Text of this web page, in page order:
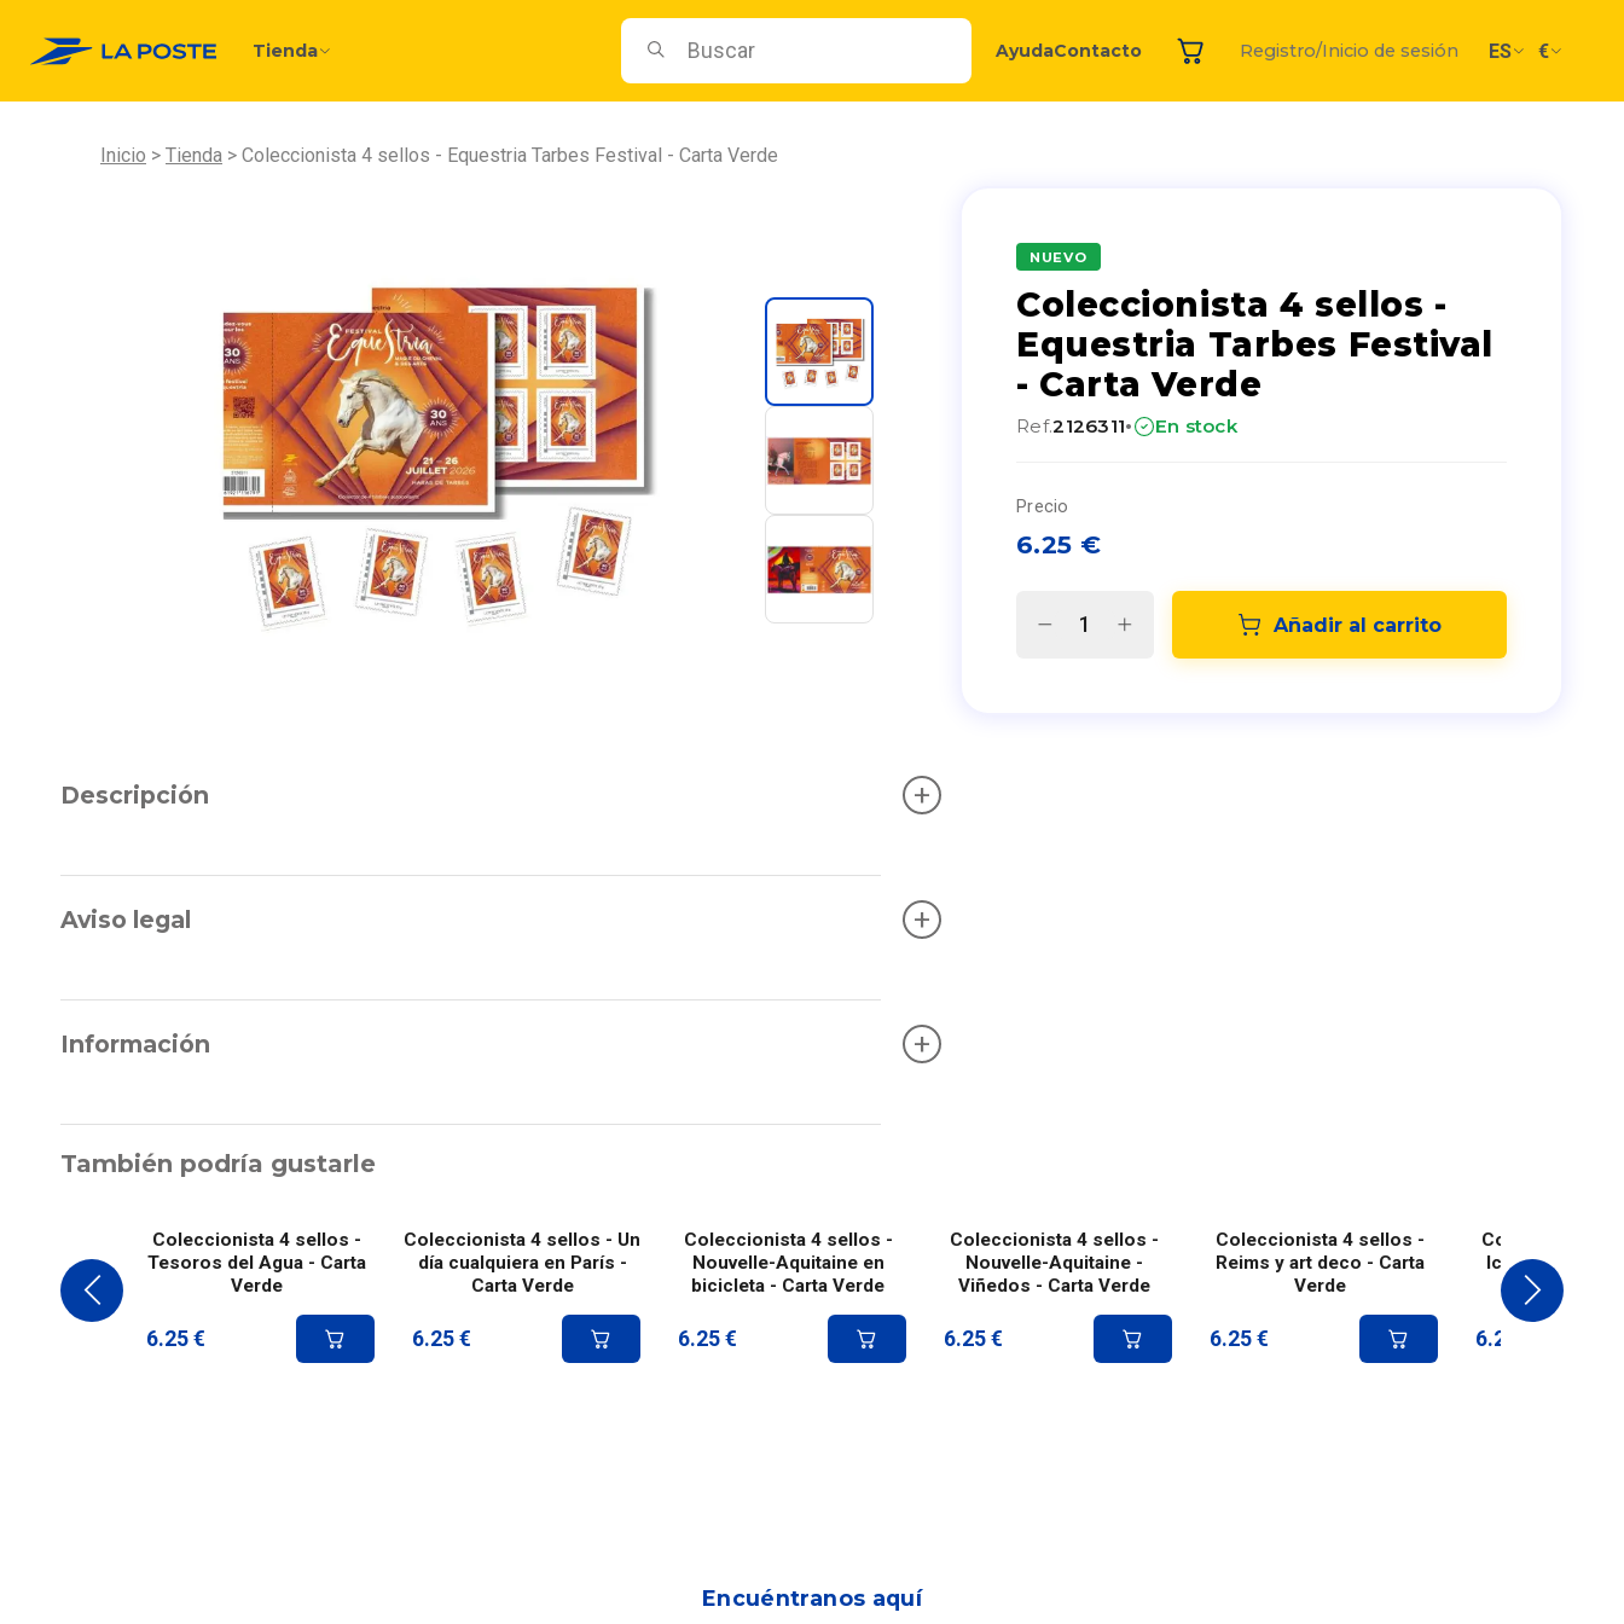
Tienda AyudaContacto Registro/Inicio de sesión ES €
Inicio Tienda Coleccionista 4 sellos - Equestria Tarbes Festival - Carta Verde
NUEVO
Coleccionista 4 sellos -
Equestria Tarbes Festival
- Carta Verde
Ref.2126311· En stock
Precio
6.25 €
Añadir al carrito
Descripción +
Aviso legal +
Información +
También podría gustarle
Coleccionista 4 sellos -
Tesoros del Agua - Carta
Verde
6.25 €
Coleccionista 4 sellos - Un
día cualquiera en París -
Carta Verde
6.25 €
Coleccionista 4 sellos -
Nouvelle-Aquitaine en
bicicleta - Carta Verde
6.25 €
Coleccionista 4 sellos -
Nouvelle-Aquitaine -
Viñedos - Carta Verde
6.25 €
Coleccionista 4 sellos -
Reims y art deco - Carta
Verde
6.25 €
Coleccionista
Iconos de
carta
6.25
Encuéntranos aquí